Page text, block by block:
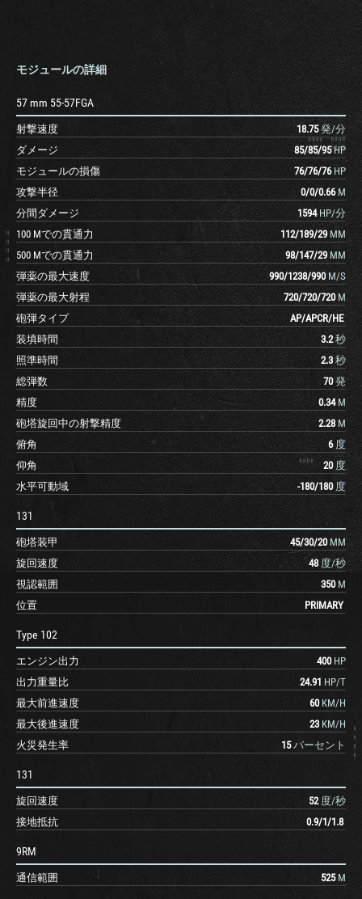
モジュールの詳細
57 mm 55-57FGA
射撃速度 18.75 発/分
ダメージ
85/85/95 HP
モジュールの損傷
76/76/76 HP
攻撃半径
0/0/0.66 M
分間ダメージ
1594 HP/分
100 Mでの貫通力
112/189/29 MM
500 Mでの貫通力
98/147/29 MM
弾薬の最大速度
990/1238/990 M/S
弾薬の最大射程
720/720/720 M
砲弾タイプ
AP/APCR/HE
装填時間
3.2 秒
照準時間
2.3 秒
総弾数
70 発
精度
0.34 M
砲塔旋回中の射撃精度
2.28 M
俯角
6 度
仰角
20 度
水平可動域
-180/180 度
131
砲塔装甲 45/30/20 MM
旋回速度
48 度/秒
視認範囲
350 M
位置
PRIMARY
Type 102
エンジン出力 400 HP
出力重量比
24.91 HP/T
最大前進速度
60 KM/H
最大後進速度
23 KM/H
火災発生率
15 パーセント
131
旋回速度 52 度/秒
接地抵抗
0.9/1/1.8
9RM
通信範囲 525 M